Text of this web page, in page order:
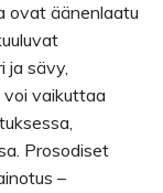
ovat äänenlaatu
ja sävy,
voi vaikuttaa
Prosodiset
–